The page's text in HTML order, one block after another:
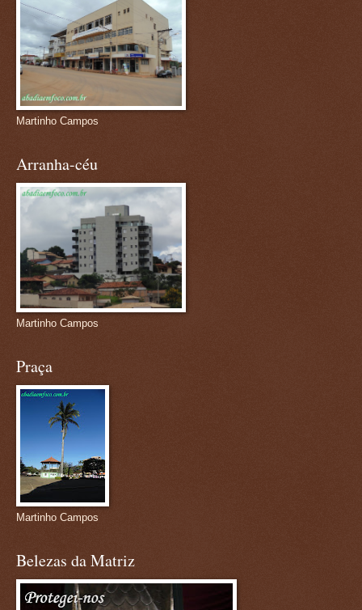
Martinho Campos
Arranha-céu
Martinho Campos
Praça
Martinho Campos
Belezas da Matriz